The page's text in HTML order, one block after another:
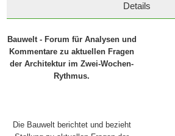
Details
Bauwelt - Forum für Analysen und
Kommentare zu aktuellen Fragen
der Architektur im Zwei-Wochen-
Rythmus.
Die Bauwelt berichtet und bezieht